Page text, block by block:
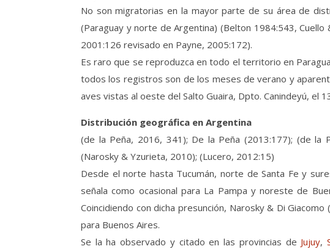
No son migratorias en la mayor parte de su área de
(Paraguay y norte de Argentina) (Belton 1984:543,
2001:126 revisado en Payne, 2005:172).
Es raro que se reproduzca en todo el territorio en
todos los registros son de los meses de verano y
aves vistas al oeste del Salto Guaira, Dpto. Canindeyú, el
Distribución geográfica en Argentina
(de la Peña, 2016, 341); De la Peña (2013:177); (de la
(Narosky & Yzurieta, 2010); (Lucero, 2012:15)
Desde el norte hasta Tucumán, norte de Santa Fe y
señala como ocasional para La Pampa y noreste de
Coincidiendo con dicha presunción, Narosky & Di
para Buenos Aires.
Se la ha observado y citado en las provincias de Jujuy,